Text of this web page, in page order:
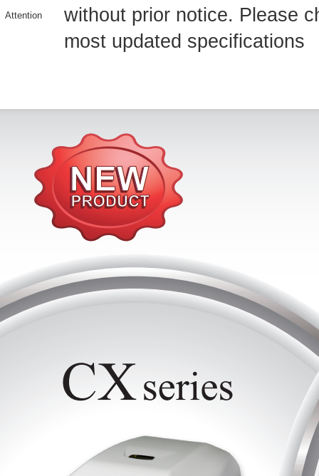
Attention
without prior notice. Please
most updated specifications